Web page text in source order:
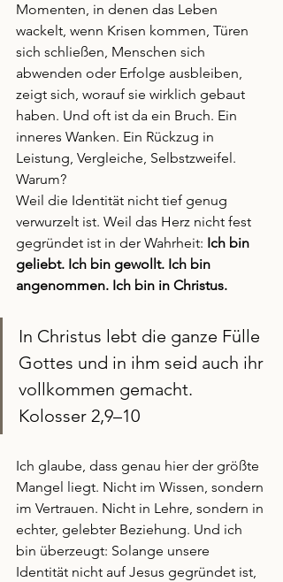
Momenten, in denen das Leben
wackelt, wenn Krisen kommen, Türen
sich schließen, Menschen sich
abwenden oder Erfolge ausbleiben,
zeigt sich, worauf sie wirklich gebaut
haben. Und oft ist da ein Bruch. Ein
inneres Wanken. Ein Rückzug in
Leistung, Vergleiche, Selbstzweifel.
Warum?
Weil die Identität nicht tief genug
verwurzelt ist. Weil das Herz nicht fest
gegründet ist in der Wahrheit: Ich bin
geliebt. Ich bin gewollt. Ich bin
angenommen. Ich bin in Christus.
In Christus lebt die ganze Fülle
Gottes und in ihm seid auch ihr
vollkommen gemacht.
Kolosser 2,9–10
Ich glaube, dass genau hier der größte
Mangel liegt. Nicht im Wissen, sondern
im Vertrauen. Nicht in Lehre, sondern in
echter, gelebter Beziehung. Und ich
bin überzeugt: Solange unsere
Identität nicht auf Jesus gegründet ist,